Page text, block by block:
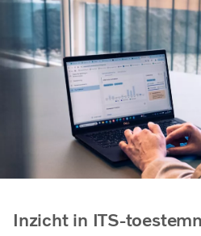
Inzicht in ITS-